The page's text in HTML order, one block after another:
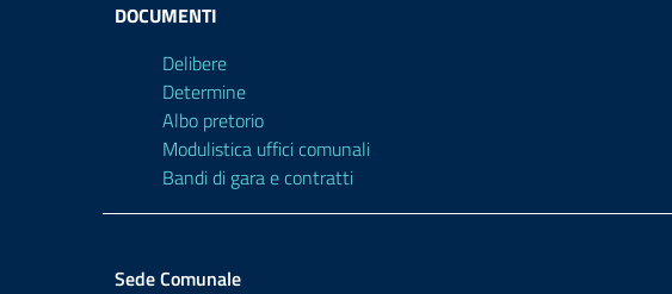
DOCUMENTI
Delibere
Determine
Albo pretorio
Modulistica uffici comunali
Bandi di gara e contratti
Sede Comunale